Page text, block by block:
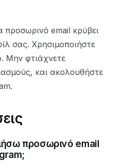
email κρύβει
σας. Χρησιμοποιήστε
Μην φτιάχνετε
και ακολουθήστε
προσωρινό email